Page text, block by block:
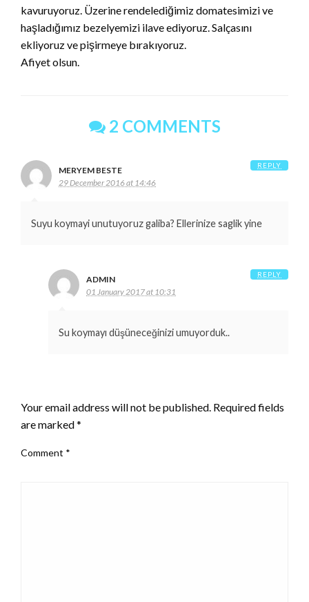
kavuruyoruz. Üzerine rendelediğimiz domatesimizi ve
haşladığımız bezelyemizi ilave ediyoruz. Salçasını
ekliyoruz ve pişirmeye bırakıyoruz.
Afiyet olsun.
2 COMMENTS
MERYEM BESTE
29 December 2016 at 14:46
Suyu koymayi unutuyoruz galiba? Ellerinize saglik yine
REPLY
ADMIN
01 January 2017 at 10:31
Su koymayı düşüneceğinizi umuyorduk..
REPLY
Your email address will not be published. Required fields
are marked*
Comment *